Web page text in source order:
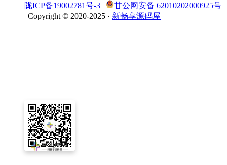
陇ICP备19002781号-3 |
甘公网安备 62010202000925号
| Copyright © 2020-2025 · 新畅享源码屋